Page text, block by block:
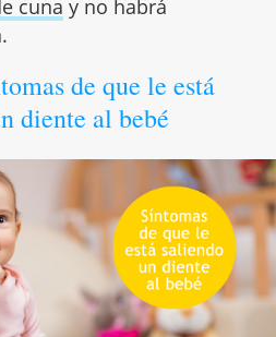
cuna y no habrá
de que le está
diente al bebé